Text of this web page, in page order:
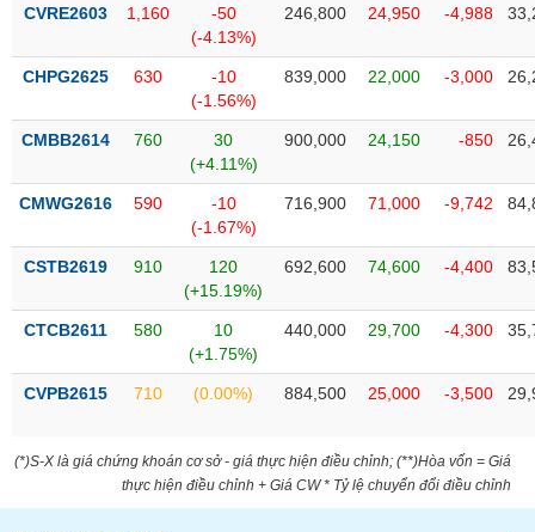
CVRE2603 1,160
-50
(-4.13%)
246,800 24,950 -4,988
CHPG2625 630
-10
(-1.56%)
839,000 22,000 -3,000
CMBB2614 760
30
(+4.11%)
900,000 24,150 -850
CMWG2616 590
-10
(-1.67%)
716,900 71,000 -9,742
CSTB2619 910
120
(+15.19%)
692,600 74,600 -4,400
CTCB2611 580
10
(+1.75%)
440,000 29,700 -4,300
CVPB2615 710 (0.00%) 884,500 25,000 -3,500
(*)S-X là giá chứng khoán cơ sở - giá thực hiện điều chỉnh; (**)Hòa vốn = Giá
thực hiện điều chỉnh + Giá CW * Tỷ lệ chuyển đổi điều chỉnh
TIN
DỊCH
TRUYỀN
THÔNG
TIỆN
BẤT